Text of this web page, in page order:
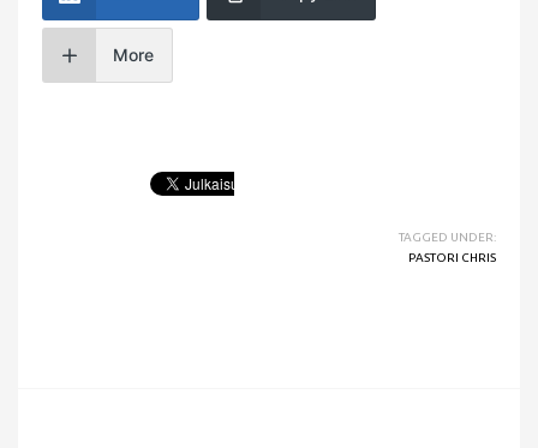
More
TAGGED UNDER:
PASTORI CHRIS